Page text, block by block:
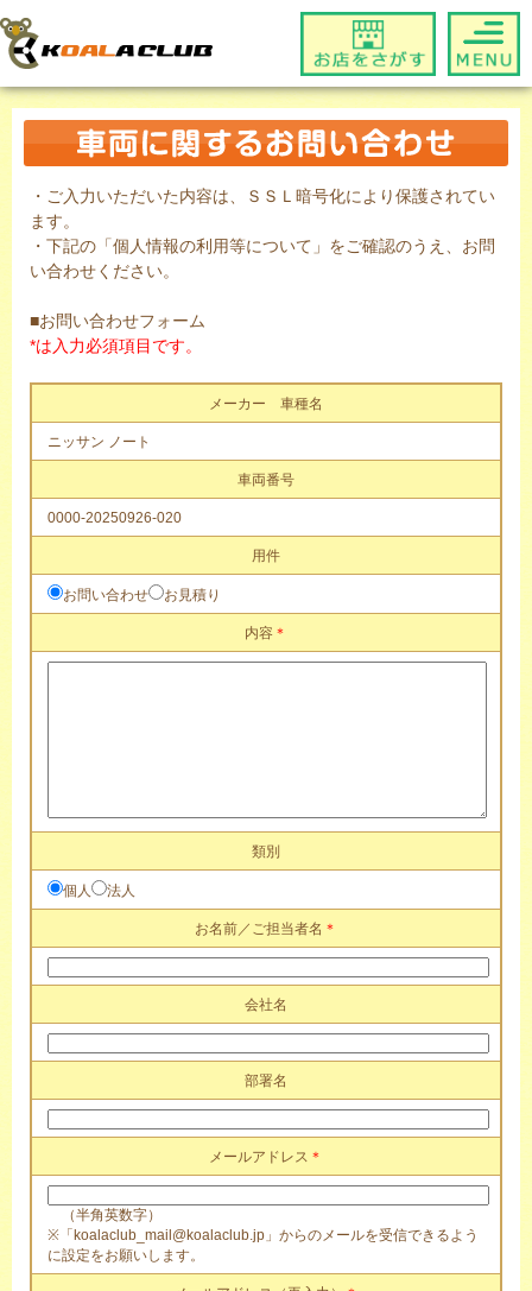
・ご入力いただいた内容は、ＳＳＬ暗号化により保護されてい
ます。
・下記の「個人情報の利用等について」をご確認のうえ、お問
い合わせください。
■お問い合わせフォーム
*は入力必須項目です。
メーカー 車種名
ニッサン ノート
車両番号
0000-20250926-020
用件
お問い合わせ お見積り
内容 ＊
類別
個人 法人
お名前／ご担当者名 ＊
会社名
部署名
メールアドレス ＊
（半角英数字）
※「koalaclub_mail@koalaclub.jp」からのメールを受信できるよう
に設定をお願いします。